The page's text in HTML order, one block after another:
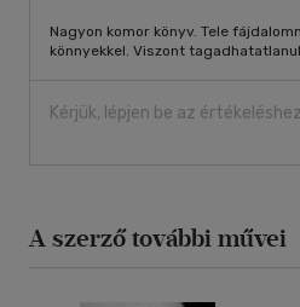
Nagyon komor könyv. Tele
könnyekkel. Viszont
Kérjük, lépjen be az
A szerző további művei